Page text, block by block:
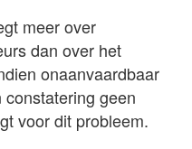
meer over
dan over het
onaanvaardbaar
geen
voor dit probleem.